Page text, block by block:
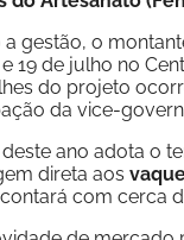
gestão, o
19 de julho no
do projeto
da vice-
ano adota o
direta aos
com cerca